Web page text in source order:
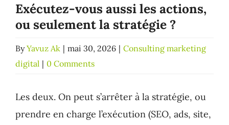
Exécutez-vous aussi les actions,
ou seulement la stratégie ?
ByYavuz Ak | mai 30, 2026 | Consulting marketing
digital | 0 Comments
Les deux. On peut s’arrêter à la stratégie, ou
prendre en charge l’exécution (SEO, ads, site,